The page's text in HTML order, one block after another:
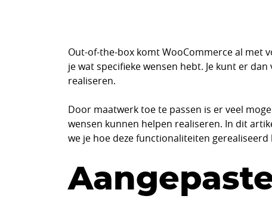
Out-of-the-box komt WooCommerce al met
je wat specifieke wensen hebt. Je kunt er
realiseren.
Door maatwerk toe te passen is er veel
wensen kunnen helpen realiseren. In dit
we je hoe deze functionaliteiten